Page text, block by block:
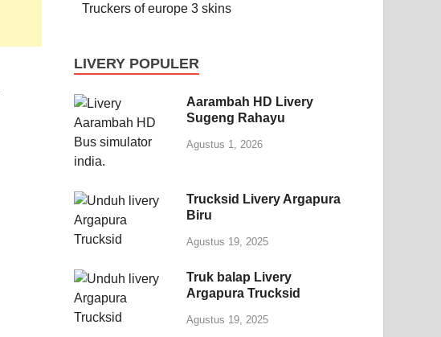
Truckers of europe 3 skins
LIVERY POPULER
Aarambah HD Livery
Sugeng Rahayu
Agustus 1, 2026
Trucksid Livery Argapura
Biru
Agustus 19, 2025
Truk balap Livery
Argapura Trucksid
Agustus 19, 2025